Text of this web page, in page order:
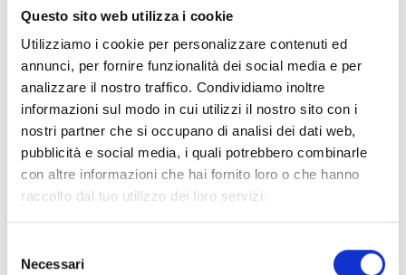
Questo sito web utilizza i cookie
Utilizziamo i cookie per personalizzare contenuti ed
annunci, per fornire funzionalità dei social media e per
analizzare il nostro traffico. Condividiamo inoltre
informazioni sul modo in cui utilizzi il nostro sito con i
nostri partner che si occupano di analisi dei dati web,
pubblicità e social media, i quali potrebbero combinarle
con altre informazioni che hai fornito loro o che hanno
raccolto dal tuo utilizzo dei loro servizi.
delNecessari
Necessari (23)
I cookie necessari contribuiscono a rendere fruibile il
sito web abilitandone funzionalità di base quali la
navigazione sulle pagine e l'accesso alle aree protette
del sito. Il sito web non è in grado di funzionare
correttamente senza questi cookie.
massima
archiviazione